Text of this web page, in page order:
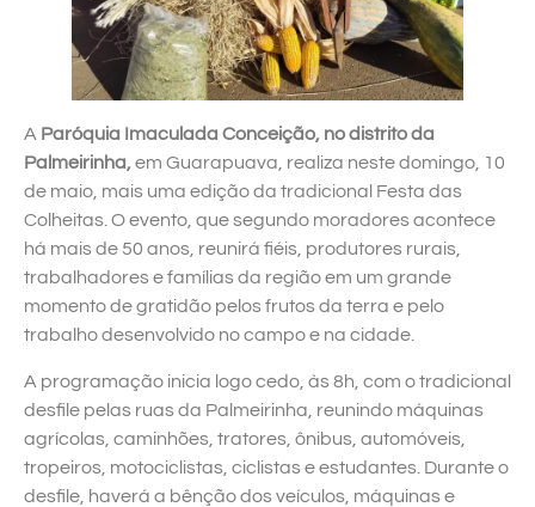
A Paróquia Imaculada Conceição, no distrito da
Palmeirinha,em Guarapuava, realiza neste domingo, 10
de maio, mais uma edição da tradicional Festa das
Colheitas. O evento, que segundo moradores acontece
há mais de 50 anos, reunirá fiéis, produtores rurais,
trabalhadores e famílias da região em um grande
momento de gratidão pelos frutos da terra e pelo
trabalho desenvolvido no campo e na cidade.
A programação inicia logo cedo, às 8h, com o tradicional
desfile pelas ruas da Palmeirinha, reunindo máquinas
agrícolas, caminhões, tratores, ônibus, automóveis,
tropeiros, motociclistas, ciclistas e estudantes. Durante o
desfile, haverá a bênção dos veículos, máquinas e